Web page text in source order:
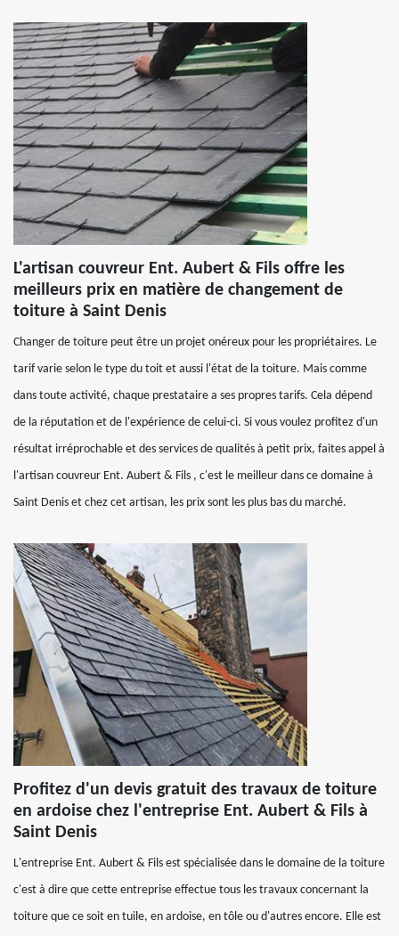
L'artisan couvreur Ent. Aubert & Fils offre les
meilleurs prix en matière de changement de
toiture à Saint Denis
Changer de toiture peut être un projet onéreux pour les propriétaires. Le
tarif varie selon le type du toit et aussi l'état de la toiture. Mais comme
dans toute activité, chaque prestataire a ses propres tarifs. Cela dépend
de la réputation et de l'expérience de celui-ci. Si vous voulez profitez d'un
résultat irréprochable et des services de qualités à petit prix, faites appel à
l'artisan couvreur Ent. Aubert & Fils , c'est le meilleur dans ce domaine à
Saint Denis et chez cet artisan, les prix sont les plus bas du marché.
Profitez d'un devis gratuit des travaux de toiture
en ardoise chez l'entreprise Ent. Aubert & Fils à
Saint Denis
L'entreprise Ent. Aubert & Fils est spécialisée dans le domaine de la toiture
c'est à dire que cette entreprise effectue tous les travaux concernant la
toiture que ce soit en tuile, en ardoise, en tôle ou d'autres encore. Elle est